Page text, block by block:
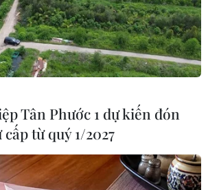
#tội phạm
#truy nã
#hình sự #công an
#vụ án
luật #pháp đình
#xã hội
#chính trị #VietnamPlus
#Vietnam
Tân Phước 1 dự kiến đón
từ quý 1/2027